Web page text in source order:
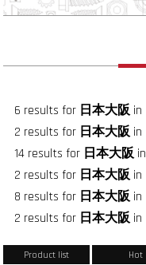
6 results for 日本大阪in
2 results for 日本大阪in
14 results for 日本大阪in
2 results for 日本大阪in
8 results for 日本大阪in
2 results for 日本大阪in
Product list Hot